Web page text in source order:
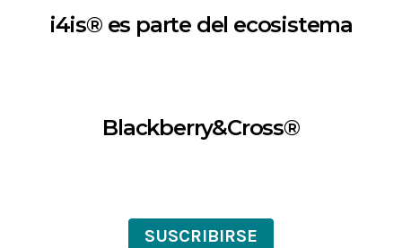
i4is® es parte del ecosistema
Blackberry&Cross®
SUSCRIBIRSE